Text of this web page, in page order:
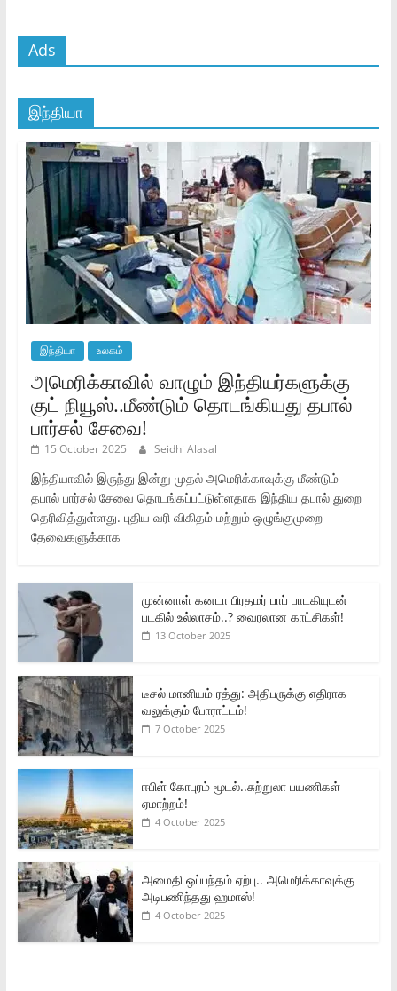
Ads
இந்தியா
இந்தியா உலகம்
அமெரிக்காவில் வாழும் இந்தியர்களுக்கு
குட் நியூஸ்..மீண்டும் தொடங்கியது தபால்
பார்சல் சேவை!
15 October 2025 Seidhi Alasal
இந்தியாவில் இருந்து இன்று முதல் அமெரிக்காவுக்கு மீண்டும்
தபால் பார்சல் சேவை தொடங்கப்பட்டுள்ளதாக இந்திய தபால் துறை
தெரிவித்துள்ளது. புதிய வரி விகிதம் மற்றும் ஒழுங்குமுறை
தேவைகளுக்காக
முன்னாள் கனடா பிரதமர் பாப் பாடகியுடன்
படகில் உல்லாசம்..? வைரலான காட்சிகள்!
13 October 2025
டீசல் மானியம் ரத்து: அதிபருக்கு எதிராக
வலுக்கும் போராட்டம்!
7 October 2025
ஈபிள் கோபுரம் மூடல்..சுற்றுலா பயணிகள்
ஏமாற்றம்!
4 October 2025
அமைதி ஒப்பந்தம் ஏற்பு.. அமெரிக்காவுக்கு
அடிபணிந்தது ஹமாஸ்!
4 October 2025